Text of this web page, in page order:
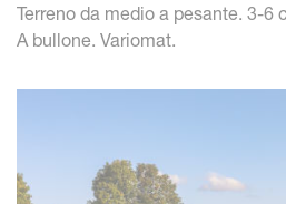
Terreno da medio a pesante. 3-6
A bullone. Variomat.